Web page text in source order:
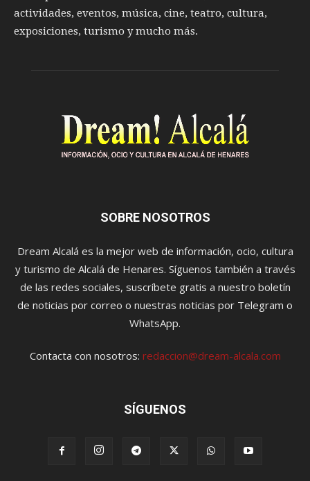
actividades, eventos, música, cine, teatro, cultura,
exposiciones, turismo y mucho más.
SOBRE NOSOTROS
Dream Alcalá es la mejor web de información, ocio, cultura
y turismo de Alcalá de Henares. Síguenos también a través
de las redes sociales, suscríbete gratis a nuestro boletín
de noticias por correo o nuestras noticias por Telegram o
WhatsApp.
Contacta con nosotros: redaccion@dream-alcala.com
SÍGUENOS